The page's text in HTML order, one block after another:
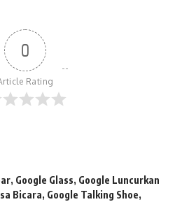
0
Rating
, Google Glass, Google Luncurkan
Bicara, Google Talking Shoe,